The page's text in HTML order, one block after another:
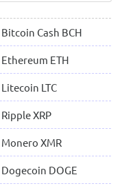
Bitcoin Cash BCH
Ethereum ETH
Litecoin LTC
Ripple XRP
Monero XMR
Dogecoin DOGE